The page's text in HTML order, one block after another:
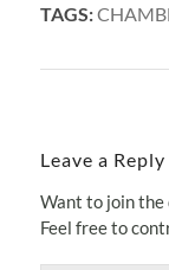
TAGS:
Leave a Reply
Want to join the
Feel free to